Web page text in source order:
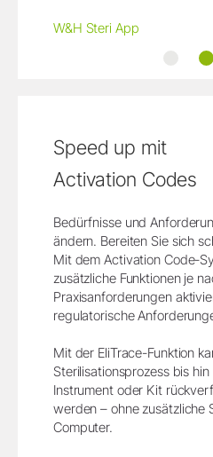
W&H Steri App
ioDent
Speed up mit
Activation Codes
Bedürfnisse und
ändern. Bereiten Sie sich
Mit dem Activation Code-
zusätzliche Funktionen je
Praxisanforderungen
regulatorische
Mit der EliTrace-Funktion
Sterilisationsprozess bis hin
Instrument oder Kit
werden – ohne zusätzliche
Computer.